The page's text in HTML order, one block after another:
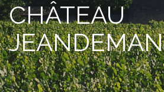
BOUTIQUE
OÙ TROUVER NOS VINS ?
ACTUALITÉS
CONTACT
FR
CHÂTEAU
JEANDEMAN